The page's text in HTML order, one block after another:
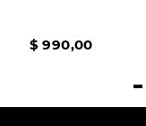
$ 990,00